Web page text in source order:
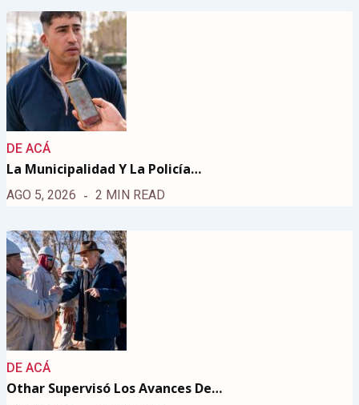
DE ACÁ
La Municipalidad Y La Policía…
AGO 5, 2026 2 MIN READ
DE ACÁ
Othar Supervisó Los Avances De…